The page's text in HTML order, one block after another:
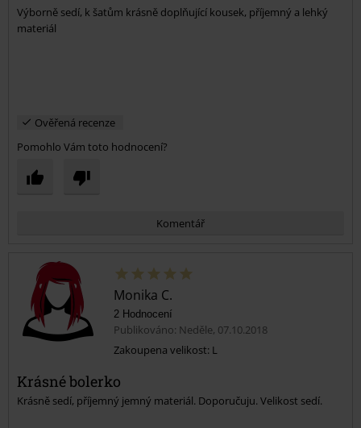
Odeslat komentář
Výborně sedí, k šatům krásně doplňující kousek, příjemný a lehký
materiál
Ověřená recenze
Pomohlo Vám toto hodnocení?
Komentář
Odeslat komentář
Monika C.
2 Hodnocení
Publikováno: Neděle, 07.10.2018
Zakoupena velikost: L
Krásné bolerko
Krásně sedí, příjemný jemný materiál. Doporučuju. Velikost sedí.